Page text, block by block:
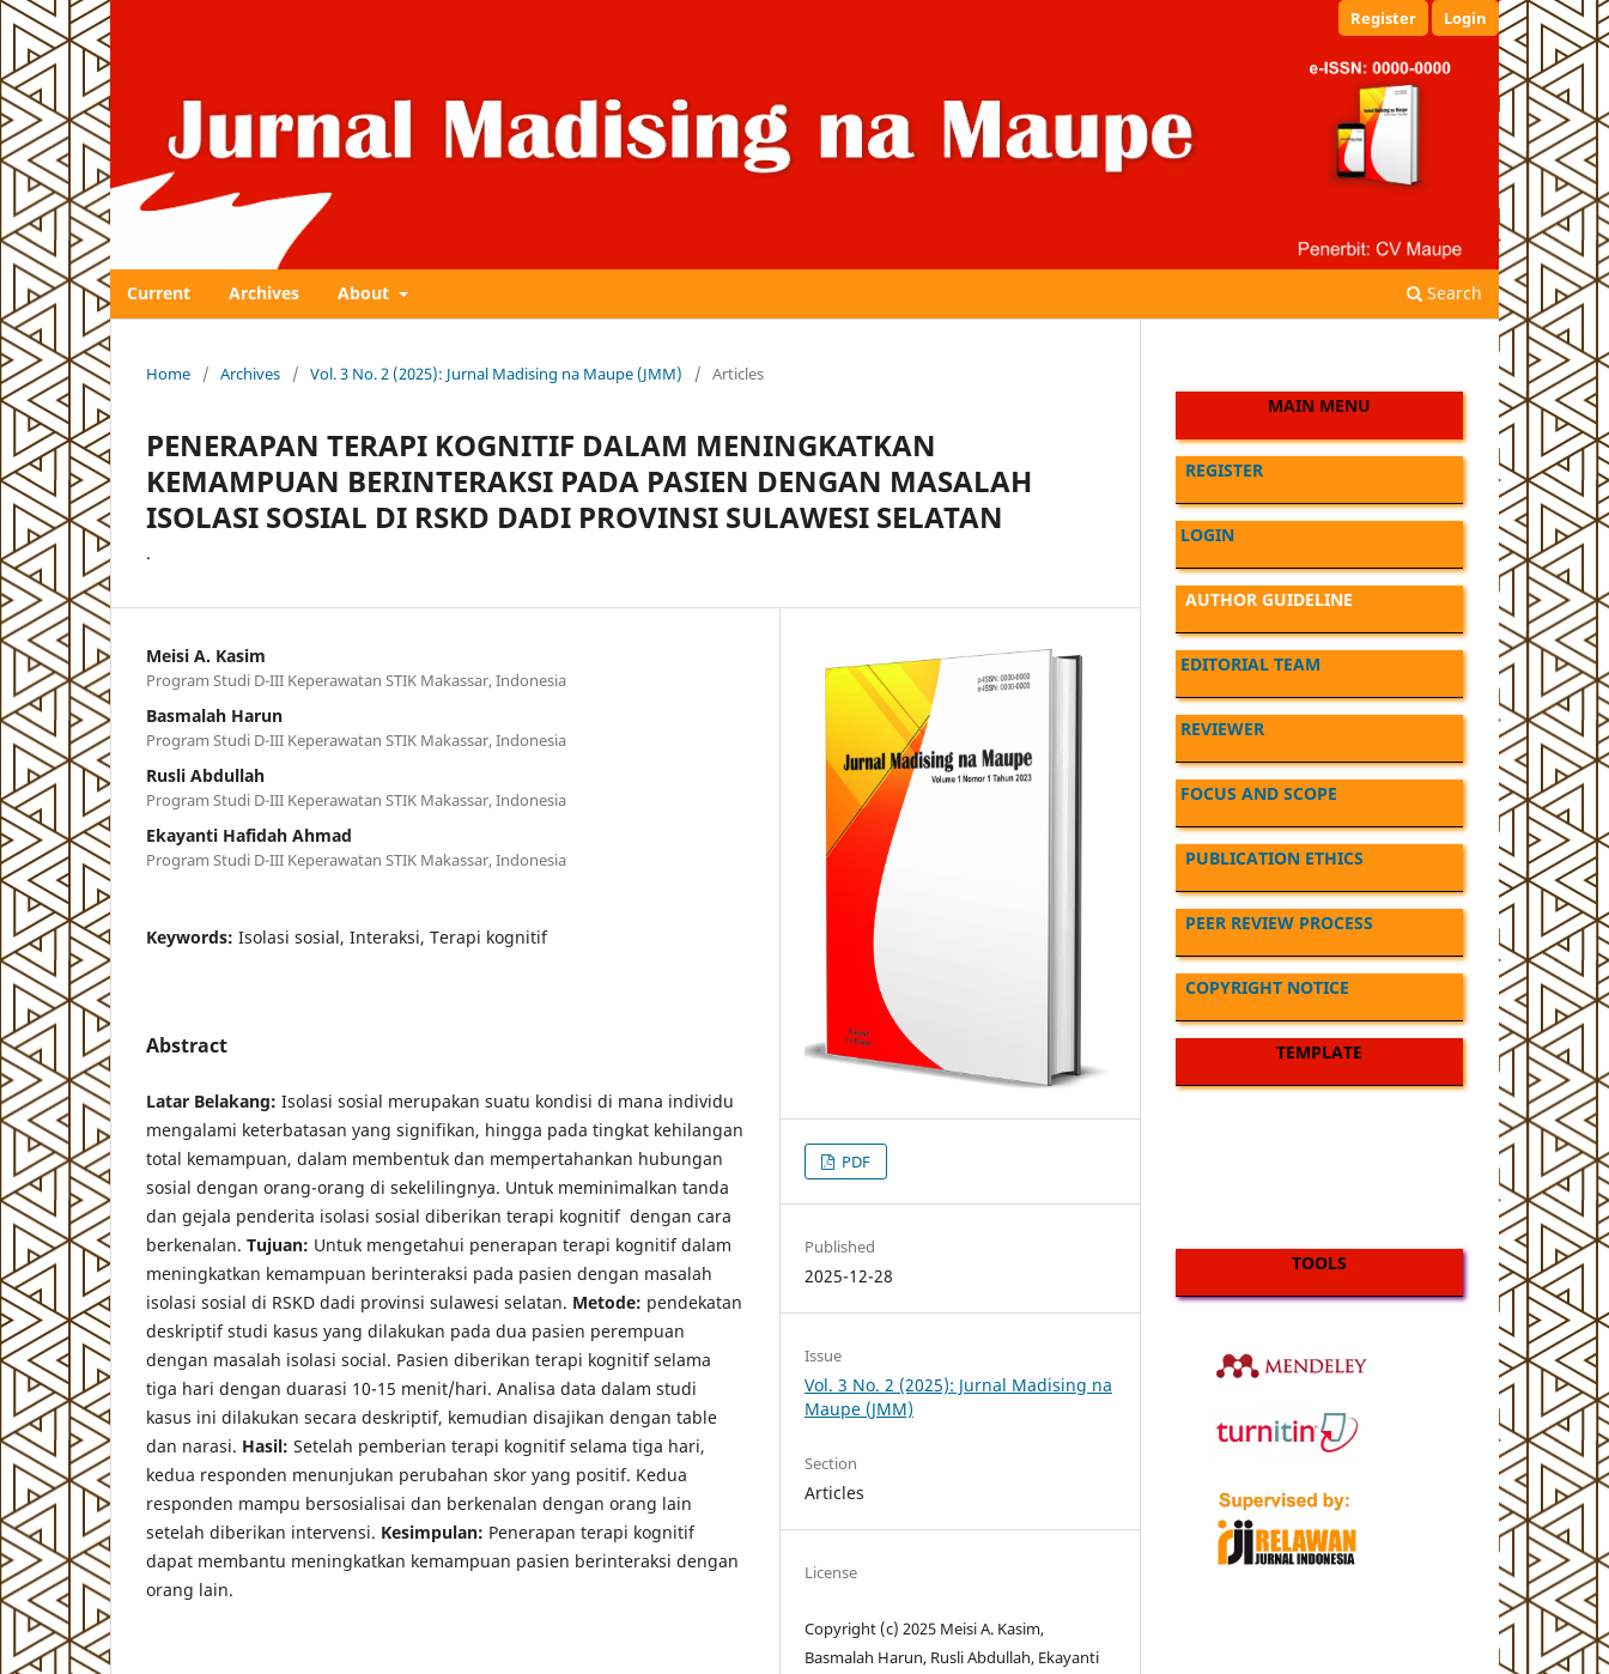
Current Archives About Search
Register Login
Home / Archives / Vol. 3 No. 2 (2025): Jurnal Madising na Maupe (JMM) / Articles
PENERAPAN TERAPI KOGNITIF DALAM MENINGKATKAN
KEMAMPUAN BERINTERAKSI PADA PASIEN DENGAN MASALAH
ISOLASI SOSIAL DI RSKD DADI PROVINSI SULAWESI SELATAN
.
Meisi A. Kasim
Program Studi D-III Keperawatan STIK Makassar, Indonesia
Basmalah Harun
Program Studi D-III Keperawatan STIK Makassar, Indonesia
Rusli Abdullah
Program Studi D-III Keperawatan STIK Makassar, Indonesia
Ekayanti Hafidah Ahmad
Program Studi D-III Keperawatan STIK Makassar, Indonesia
Keywords: Isolasi sosial, Interaksi, Terapi kognitif
Abstract
Latar Belakang: Isolasi sosial merupakan suatu kondisi di mana individu
mengalami keterbatasan yang signifikan, hingga pada tingkat kehilangan
total kemampuan, dalam membentuk dan mempertahankan hubungan
sosial dengan orang-orang di sekelilingnya. Untuk meminimalkan tanda
dan gejala penderita isolasi sosial diberikan terapi kognitif dengan cara
berkenalan. Tujuan: Untuk mengetahui penerapan terapi kognitif dalam
meningkatkan kemampuan berinteraksi pada pasien dengan masalah
isolasi sosial di RSKD dadi provinsi sulawesi selatan. Metode: pendekatan
deskriptif studi kasus yang dilakukan pada dua pasien perempuan
dengan masalah isolasi social. Pasien diberikan terapi kognitif selama
tiga hari dengan duarasi 10-15 menit/hari. Analisa data dalam studi
kasus ini dilakukan secara deskriptif, kemudian disajikan dengan table
dan narasi. Hasil: Setelah pemberian terapi kognitif selama tiga hari,
kedua responden menunjukan perubahan skor yang positif. Kedua
responden mampu bersosialisai dan berkenalan dengan orang lain
setelah diberikan intervensi. Kesimpulan: Penerapan terapi kognitif
dapat membantu meningkatkan kemampuan pasien berinteraksi dengan
orang lain.
PDF
Published
2025-12-28
Issue
Vol. 3 No. 2 (2025): Jurnal Madising na
Maupe (JMM)
Section
Articles
License
Copyright (c) 2025 Meisi A. Kasim,
Basmalah Harun, Rusli Abdullah, Ekayanti
MAIN MENU
REGISTER
LOGIN
AUTHOR GUIDELINE
EDITORIAL TEAM
REVIEWER
FOCUS AND SCOPE
PUBLICATION ETHICS
PEER REVIEW PROCESS
COPYRIGHT NOTICE
TEMPLATE
TOOLS